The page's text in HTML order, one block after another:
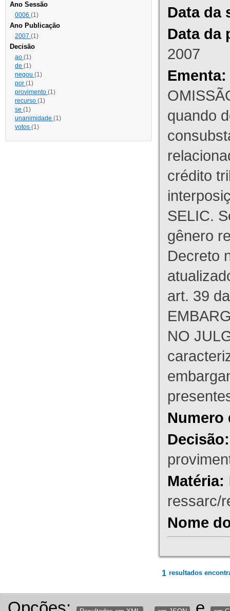
Ano Sessão
0006 (1)
Ano Publicação
2007 (1)
Decisão
ao (1)
de (1)
negou (1)
por (1)
provimento (1)
recurso (1)
se (1)
unanimidade (1)
votos (1)
Data da
Data da
2007
Ementa:
quando
crédito
SELIC.
gênero
Decreto
art. 39
NO
Numero
Decisão:
Matéria:
ressarc/
Nome
1 resultados